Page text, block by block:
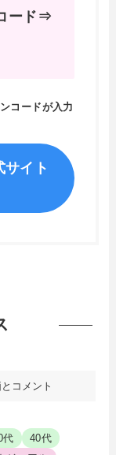
ード⇒
コードが入力
サイト
コメント
代
40代